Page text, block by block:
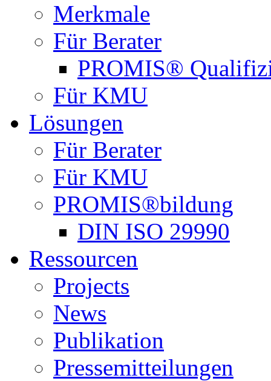
Merkmale
Für Berater
PROMIS®
Für KMU
Lösungen
Für Berater
Für KMU
PROMIS®bildung
DIN ISO 29990
Ressourcen
Projects
News
Publikation
Pressemitteilungen